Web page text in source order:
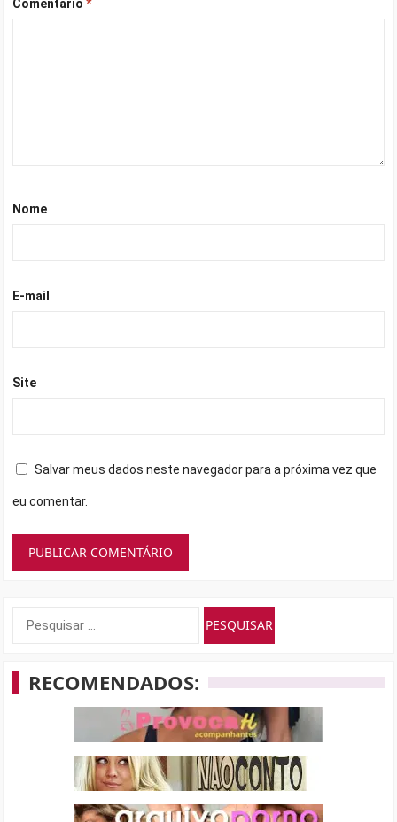
Comentário*
Nome
E-mail
Site
Salvar meus dados neste navegador para a próxima vez que
eu comentar.
Pesquisar
RECOMENDADOS: